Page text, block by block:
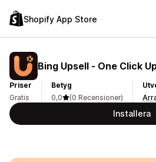
Shopify App Store
Bing Upsell ‑ One Click
Priser
Gratis
Betyg
0,0
(0 Recensioner)
Installera